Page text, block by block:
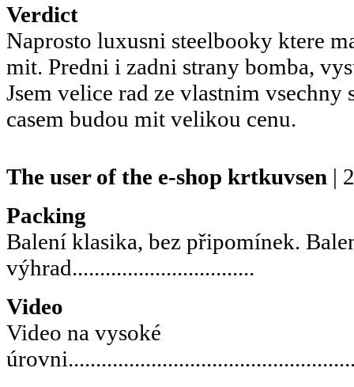
Verdict
Naprosto luxusni steelbooky ktere
mit. Predni i zadni strany bomba,
Jsem velice rad ze vlastnim vsechny
casem budou mit velikou cenu.
The user of the e-shop krtkuvsen |
Packing
Balení klasika, bez připomínek.
výhrad.................................
Video
Video na vysoké